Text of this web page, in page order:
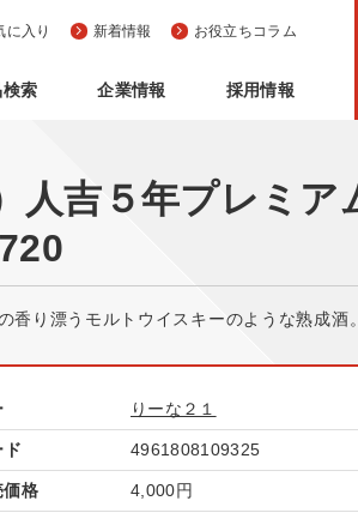
索 企業情報 採用情報
に入り 新着情報 お役立ちコラム
人吉５年プレミ
香り漂うモルトウイスキーのような熟成酒。
りーな２１
4961808109325
価格 4,000円